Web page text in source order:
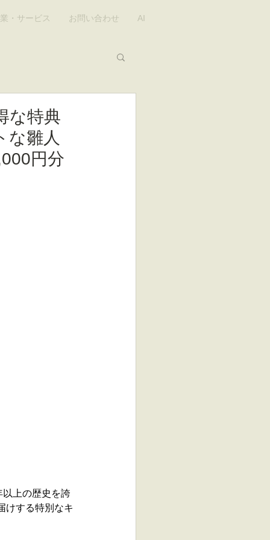
・サービス お問い合わせ AI
な特典
雛人
円分
上の歴史を誇
けする特別なキ